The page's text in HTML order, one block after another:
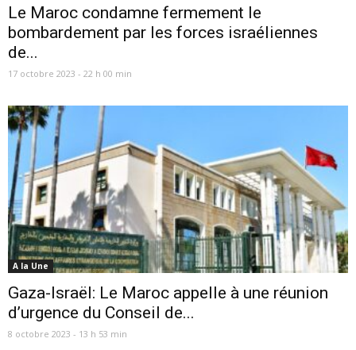
Le Maroc condamne fermement le
bombardement par les forces israéliennes
de...
17 octobre 2023 - 22 h 00 min
A la Une
Gaza-Israël: Le Maroc appelle à une réunion
d’urgence du Conseil de...
8 octobre 2023 - 13 h 53 min